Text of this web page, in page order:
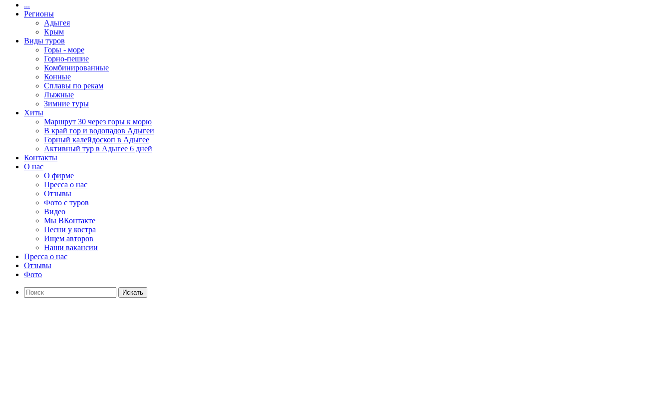
...
Регионы
Адыгея
Крым
Виды туров
Горы - море
Горно-пешие
Комбинированные
Конные
Сплавы по рекам
Лыжные
Зимние туры
Хиты
Маршрут 30 через горы к морю
В край гор и водопадов Адыгеи
Горный калейдоскоп в Адыгее
Активный тур в Адыгее 6 дней
Контакты
О нас
О фирме
Пресса о нас
Отзывы
Фото с туров
Видео
Мы ВКонтакте
Песни у костра
Ищем авторов
Наши вакансии
Пресса о нас
Отзывы
Фото
Искать